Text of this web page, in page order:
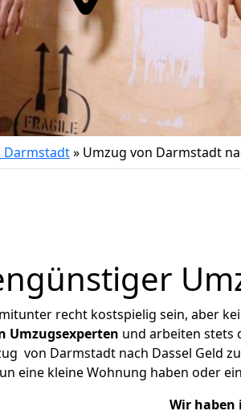
Darmstadt» Umzug von Darmstadt
recht kostspielig sein, aber
Umzugsexperten und arbeiten stets
von Darmstadt nach Dassel Geld
eine kleine Wohnung haben oder
Wir haben